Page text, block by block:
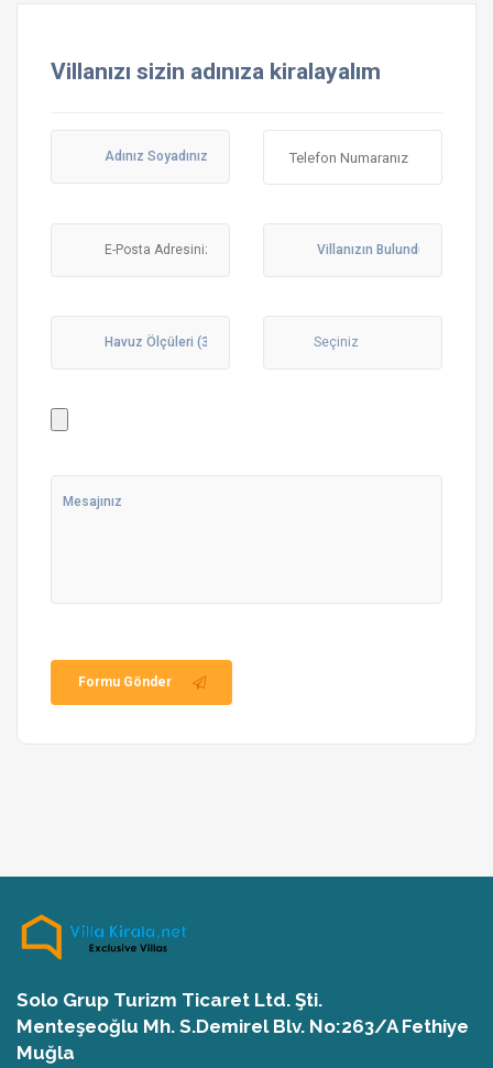
Villanızı sizin adınıza kiralayalım
Formu Gönder
Solo Grup Turizm Ticaret Ltd. Şti.
Menteşeoğlu Mh. S.Demirel Blv. No:263/A Fethiye
Muğla